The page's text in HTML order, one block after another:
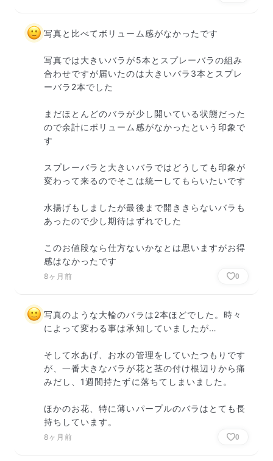
写真と比べてボリューム感がなかったです
写真では大きいバラが5本とスプレーバラの組み
合わせですが届いたのは大きいバラ3本とスプレ
ーバラ2本でした
まだほとんどのバラが少し開いている状態だった
ので余計にボリューム感がなかったという印象で
す
スプレーバラと大きいバラではどうしても印象が
変わって来るのでそこは統一してもらいたいです
水揚げもしましたが最後まで開ききらないバラも
あったので少し期待はずれでした
このお値段なら仕方ないかなとは思いますがお得
感はなかったです
8ヶ月前 0
写真のような大輪のバラは2本ほどでした。時々
によって変わる事は承知していましたが…
そして水あげ、お水の管理をしていたつもりです
が、一番大きなバラが花と茎の付け根辺りから痛
みだし、1週間持たずに落ちてしまいました。
ほかのお花、特に薄いパープルのバラはとても長
持ちしています。
8ヶ月前 0